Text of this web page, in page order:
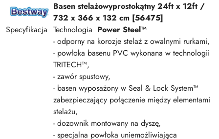
Basen stelażowyprostokątny24ft x 12ft /
732 x 366 x 132 cm [56475]
Specyfikacja Technologia Power Steel™
- odporny na korozje stelaż z owalnymi rurkami,
- powłoka basenu PVC wykonana w technologii
TRITECH™,
- zawór spustowy,
- basen wyposażony w Seal & Lock System™
zabezpieczający połączenie między elementami
stelażu,
- dozownik montowany na dyszę,
- specjalna powłoka uniemożliwiająca